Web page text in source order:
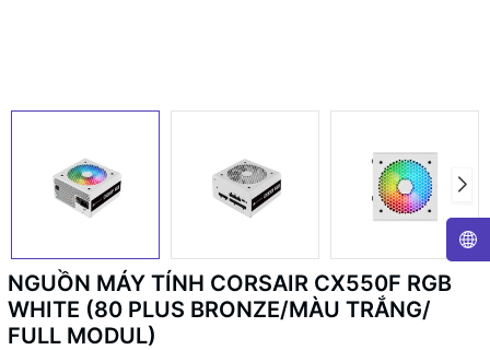
NGUỒN MÁY TÍNH CORSAIR CX550F RGB
WHITE (80 PLUS BRONZE/MÀU TRẮNG/
FULL MODUL)